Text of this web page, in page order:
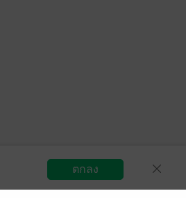
สมัครขายอีบุ๊ก วิธีการใช้งาน
ตกลง